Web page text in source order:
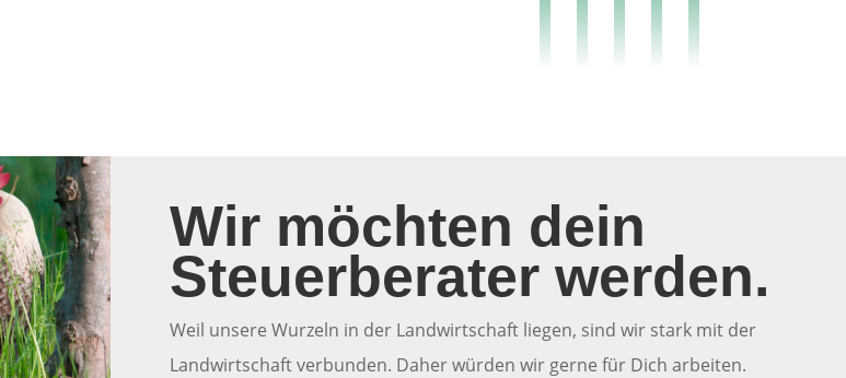
Wir möchten dein
Steuerberater werden.
Weil unsere Wurzeln in der Landwirtschaft liegen, sind wir stark mit der
Landwirtschaft verbunden. Daher würden wir gerne für Dich arbeiten.